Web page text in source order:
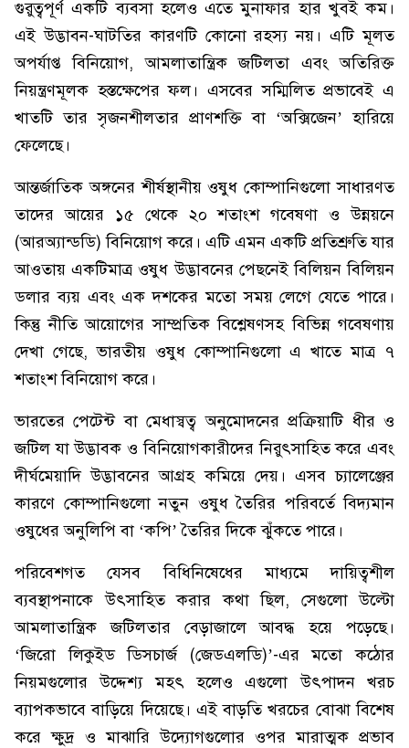
গুরুত্বপূর্ণ একটি ব্যবসা হলেও এতে মুনাফার হার খুবই কম।
এই উদ্ভাবন-ঘাটতির কারণটি কোনো রহস্য নয়। এটি মূলত
অপর্যাপ্ত বিনিয়োগ, আমলাতান্ত্রিক জটিলতা এবং অতিরিক্ত
নিয়ন্ত্রণমূলক হস্তক্ষেপের ফল। এসবের সম্মিলিত প্রভাবেই এ
খাতটি তার সৃজনশীলতার প্রাণশক্তি বা ‘অক্সিজেন’ হারিয়ে
ফেলেছে।
আন্তর্জাতিক অঙ্গনের শীর্ষস্থানীয় ওষুধ কোম্পানিগুলো সাধারণত
তাদের আয়ের ১৫ থেকে ২০ শতাংশ গবেষণা ও উন্নয়নে
(আরঅ্যান্ডডি) বিনিয়োগ করে। এটি এমন একটি প্রতিশ্রুতি যার
আওতায় একটিমাত্র ওষুধ উদ্ভাবনের পেছনেই বিলিয়ন বিলিয়ন
ডলার ব্যয় এবং এক দশকের মতো সময় লেগে যেতে পারে।
কিন্তু নীতি আয়োগের সাম্প্রতিক বিশ্লেষণসহ বিভিন্ন গবেষণায়
দেখা গেছে, ভারতীয় ওষুধ কোম্পানিগুলো এ খাতে মাত্র ৭
শতাংশ বিনিয়োগ করে।
ভারতের পেটেন্ট বা মেধাস্বত্ব অনুমোদনের প্রক্রিয়াটি ধীর ও
জটিল যা উদ্ভাবক ও বিনিয়োগকারীদের নিরুৎসাহিত করে এবং
দীর্ঘমেয়াদি উদ্ভাবনের আগ্রহ কমিয়ে দেয়। এসব চ্যালেঞ্জের
কারণে কোম্পানিগুলো নতুন ওষুধ তৈরির পরিবর্তে বিদ্যমান
ওষুধের অনুলিপি বা ‘কপি’ তৈরির দিকে ঝুঁকতে পারে।
পরিবেশগত যেসব বিধিনিষেধের মাধ্যমে দায়িত্বশীল
ব্যবস্থাপনাকে উৎসাহিত করার কথা ছিল, সেগুলো উল্টো
আমলাতান্ত্রিক জটিলতার বেড়াজালে আবদ্ধ হয়ে পড়েছে।
‘জিরো লিকুইড ডিসচার্জ (জেডএলডি)’-এর মতো কঠোর
নিয়মগুলোর উদ্দেশ্য মহৎ হলেও এগুলো উৎপাদন খরচ
ব্যাপকভাবে বাড়িয়ে দিয়েছে। এই বাড়তি খরচের বোঝা বিশেষ
করে ক্ষুদ্র ও মাঝারি উদ্যোগগুলোর ওপর মারাত্মক প্রভাব